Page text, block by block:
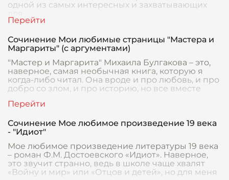
одной из самых интересных и захватывающих
Сочинение Мои любимые страницы "Мастера и
Маргариты" (с аргументами)
"Мастер и Маргарита" Михаила Булгакова – это,
наверное, самая необычная книга, которую я
когда-либо читал. Она вроде и про любовь, и про
добро со злом, и про историю, но все вместе
Сочинение Мое любимое произведение 19 века
- "Идиот"
Мое любимое произведение литературы 19 века
– роман Ф.М. Достоевского «Идиот». Наверное,
это звучит странно, ведь в школе чаще хвалят
«Войну и мир» или «Отцов и детей», но для меня